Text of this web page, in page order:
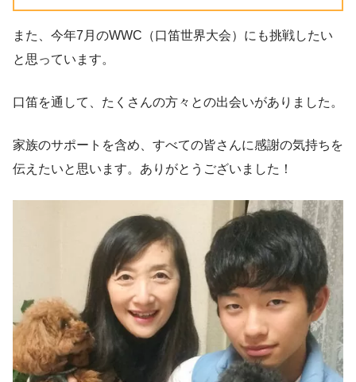
また、今年7月のWWC（口笛世界大会）にも挑戦したい
と思っています。
口笛を通して、たくさんの方々との出会いがありました。
家族のサポートを含め、すべての皆さんに感謝の気持ちを
伝えたいと思います。ありがとうございました！